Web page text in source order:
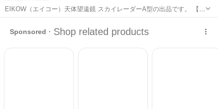
EIKOW（エイコー）天体望遠鏡 スカイレーダーA型の出品です。 【仕
様】 ・口径：60mm ・焦点距離：900mm ・屈折式（アクロマートレ
ンズ） ・経緯台／木製三脚 【付属品】 ・望遠鏡本体 ・木製三脚 ・経